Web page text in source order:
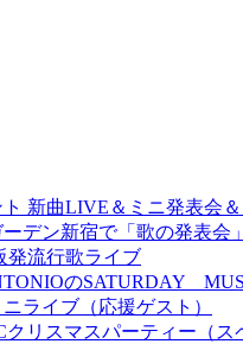
新曲LIVE＆ミニ発表会
デン新宿で「歌の発表会
発流行歌ライブ
のSATURDAY
ライブ（応援ゲスト）
リスマスパーティー（ス